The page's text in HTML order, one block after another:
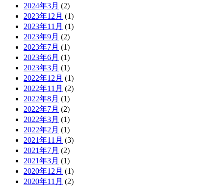
2024年3月 (2)
2023年12月 (1)
2023年11月 (1)
2023年9月 (2)
2023年7月 (1)
2023年6月 (1)
2023年3月 (1)
2022年12月 (1)
2022年11月 (2)
2022年8月 (1)
2022年7月 (2)
2022年3月 (1)
2022年2月 (1)
2021年11月 (3)
2021年7月 (2)
2021年3月 (1)
2020年12月 (1)
2020年11月 (2)